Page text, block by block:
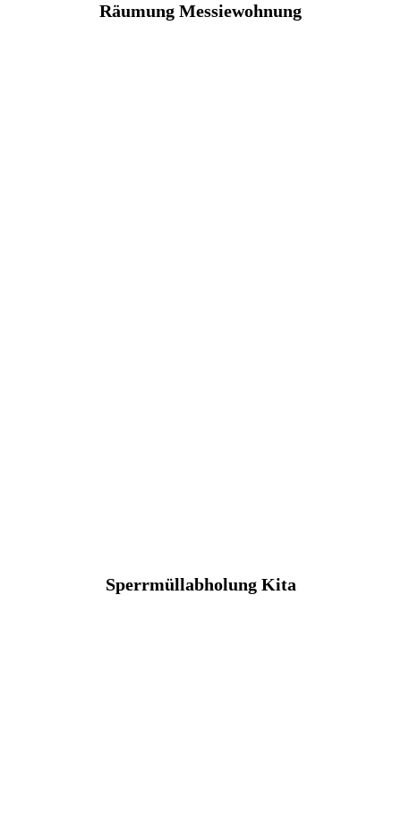
Räumung Messiewohnung
Sperrmüllabholung Kita